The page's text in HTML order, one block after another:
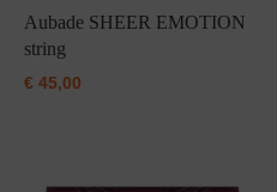
Aubade SHEER EMOTION
string
€ 45,00